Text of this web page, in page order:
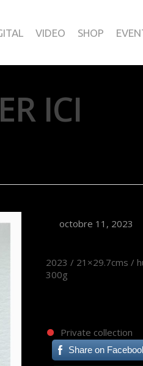
VIDEO SHOP
ICI
octobre 11, 2023
2023 / 21×29.7cms /
300g
Private collection
Share on